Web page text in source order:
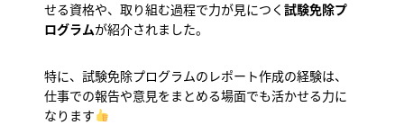
せる資格や、取り組む過程で力が見につく試験免除プ
ログラムが紹介されました。
特に、試験免除プログラムのレポート作成の経験は、
仕事での報告や意見をまとめる場面でも活かせる力に
なります